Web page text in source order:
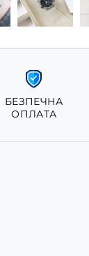
БЕЗПЕЧНА
ОПЛАТА